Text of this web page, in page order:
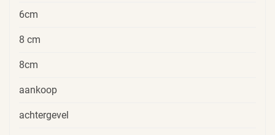
6cm
8 cm
8cm
aankoop
achtergevel